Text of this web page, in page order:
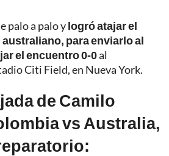
palo a palo ylogró atajar el
para enviarlo al
el encuentro 0-0al
Citi Field, en Nueva York.
de Camilo
vs Australia,